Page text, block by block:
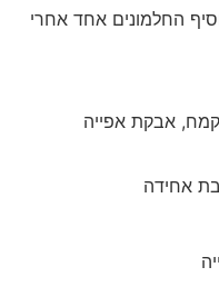
החלמונים אחד אחרי
אבקת אפייה
אחידה